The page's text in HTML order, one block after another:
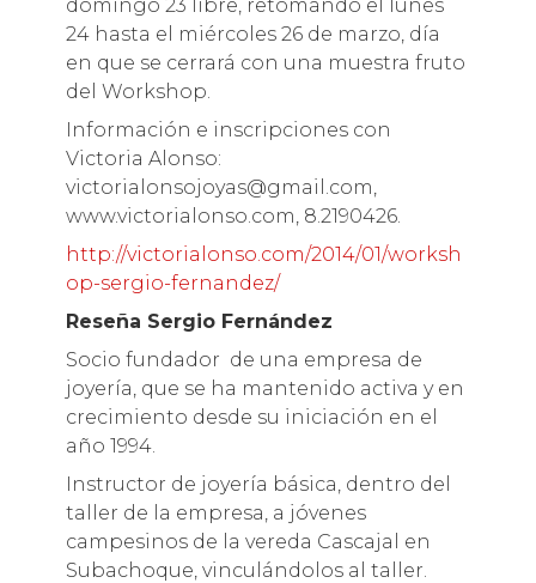
domingo 23 libre, retomando el lunes
24 hasta el miércoles 26 de marzo, día
en que se cerrará con una muestra fruto
del Workshop.
Información e inscripciones con
Victoria Alonso:
victorialonsojoyas@gmail.com,
www.victorialonso.com, 8.2190426.
http://victorialonso.com/2014/01/worksh
op-sergio-fernandez/
Reseña Sergio Fernández
Socio fundador de una empresa de
joyería, que se ha mantenido activa y en
crecimiento desde su iniciación en el
año 1994.
Instructor de joyería básica, dentro del
taller de la empresa, a jóvenes
campesinos de la vereda Cascajal en
Subachoque, vinculándolos al taller.